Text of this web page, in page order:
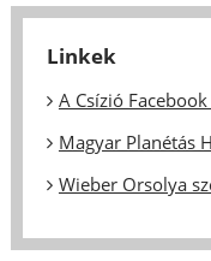
Linkek
A Csízió
Magyar Planétás
Wieber Orsolya